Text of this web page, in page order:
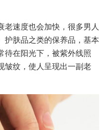
老速度也会加快，很多男人
护肤品之类的保养品，基本
待在阳光下，被紫外线照
皱纹，使人呈现出一副老